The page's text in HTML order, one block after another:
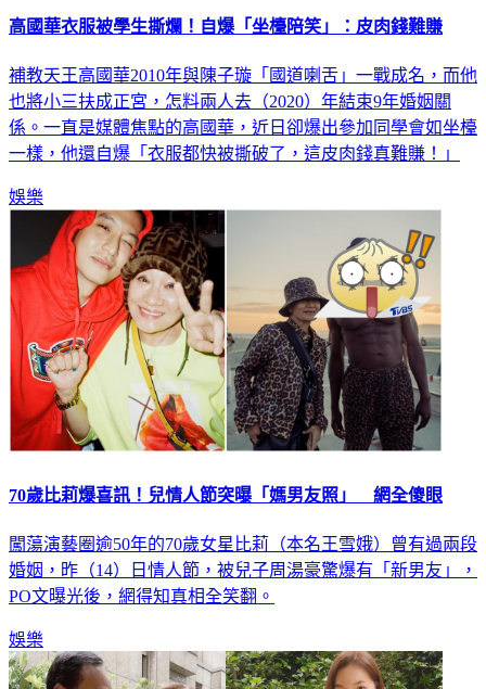
高國華衣服被學生撕爛！自爆「坐檯陪笑」：皮肉錢難賺
補教天王高國華2010年與陳子璇「國道喇舌」一戰成名，而他
也將小三扶成正宮，怎料兩人去（2020）年結束9年婚姻關
係。一直是媒體焦點的高國華，近日卻爆出參加同學會如坐檯
一樣，他還自爆「衣服都快被撕破了，這皮肉錢真難賺！」
娛樂
70歲比莉爆喜訊！兒情人節突曝「媽男友照」 網全傻眼
闖蕩演藝圈逾50年的70歲女星比莉（本名王雪娥）曾有過兩段
婚姻，昨（14）日情人節，被兒子周湯豪驚爆有「新男友」，
PO文曝光後，網得知真相全笑翻。
娛樂